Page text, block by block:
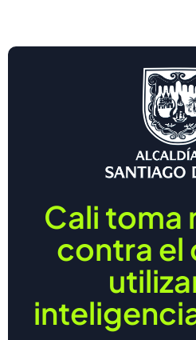
Cali toma
contra el